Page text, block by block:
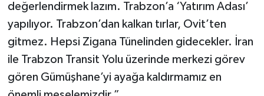
değerlendirmek lazım. Trabzon’a ‘Yatırım Adası’
yapılıyor. Trabzon’dan kalkan tırlar, Ovit’ten
gitmez. Hepsi Zigana Tünelinden gidecekler. İran
ile Trabzon Transit Yolu üzerinde merkezi görev
gören Gümüşhane’yi ayağa kaldırmamız en